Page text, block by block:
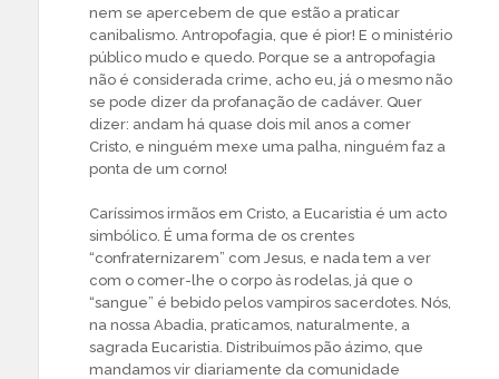
nem se apercebem de que estão a praticar
canibalismo. Antropofagia, que é pior! E o ministério
público mudo e quedo. Porque se a antropofagia
não é considerada crime, acho eu, já o mesmo não
se pode dizer da profanação de cadáver. Quer
dizer: andam há quase dois mil anos a comer
Cristo, e ninguém mexe uma palha, ninguém faz a
ponta de um corno!
Caríssimos irmãos em Cristo, a Eucaristia é um acto
simbólico. É uma forma de os crentes
“confraternizarem” com Jesus, e nada tem a ver
com o comer-lhe o corpo às rodelas, já que o
“sangue” é bebido pelos vampiros sacerdotes. Nós,
na nossa Abadia, praticamos, naturalmente, a
sagrada Eucaristia. Distribuímos pão ázimo, que
mandamos vir diariamente da comunidade